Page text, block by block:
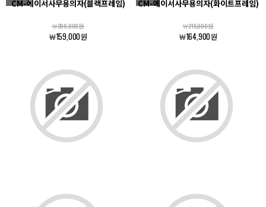
CM-에이서사무용의자(블랙프레임)
￦200,000원
￦159,000원
CM-에이서사무용의자(화이트프레임)
￦215,000원
￦164,900원